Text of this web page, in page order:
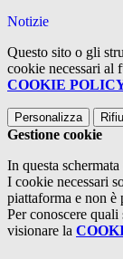
Notizie
Questo sito o gli
cookie necessari al
COOKIE
Personalizza
Gestione cookie
In questa
I cookie necessari
piattaforma e non è
Per conoscere
visionare la